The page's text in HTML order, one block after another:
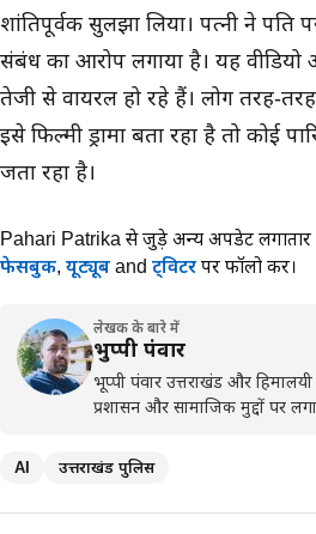
शांतिपूर्वक सुलझा लिया। पत्नी ने पति
संबंध का आरोप लगाया है। यह वीडियो
तेजी से वायरल हो रहे हैं। लोग तरह-
इसे फिल्मी ड्रामा बता रहा है तो कोई
जता रहा है।
Pahari Patrika से जुड़े अन्य अपडेट लगातार
फेसबुक, यूट्यूब and ट्विटर पर फॉलो करें।
लेखक के बारे में
भुप्पी पंवार
भूप्पी पंवार उत्तराखंड और हिमालयी
प्रशासन और सामाजिक मुद्दों पर
AI उत्तराखंड पुलिस